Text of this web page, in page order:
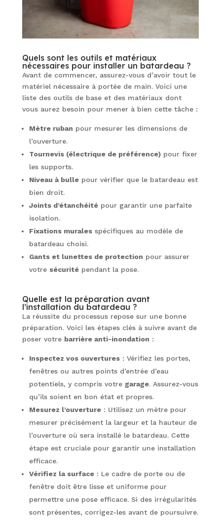
Quels sont les outils et matériaux
nécessaires pour installer un batardeau ?
Avant de commencer, assurez-vous d’avoir tout le
matériel nécessaire à portée de main. Voici une
liste des outils de base et des matériaux dont
vous aurez besoin pour mener à bien cette tâche :
Mètre ruban pour mesurer les dimensions de
l’ouverture.
Tournevis (électrique de préférence)pour fixer
les supports.
Niveau à bullepour vérifier que le batardeau est
bien droit.
Joints d’étanchéitépour garantir une parfaite
isolation.
Fixations muralesspécifiques au modèle de
batardeau choisi.
Gants et lunettes de protection pour assurer
votre sécuritépendant la pose.
Quelle est la préparation avant
l’installation du batardeau ?
La réussite du processus repose sur une bonne
préparation. Voici les étapes clés à suivre avant de
poser votre barrière anti-inondation :
Inspectez vos ouvertures: Vérifiez les portes,
fenêtres ou autres points d’entrée d’eau
potentiels, y compris votre garage. Assurez-vous
qu’ils soient en bon état et propres.
Mesurez l’ouverture: Utilisez un mètre pour
mesurer précisément la largeur et la hauteur de
l’ouverture où sera installé le batardeau. Cette
étape est cruciale pour garantir une installation
efficace.
Vérifiez la surface: Le cadre de porte ou de
fenêtre doit être lisse et uniforme pour
permettre une pose efficace. Si des irrégularités
sont présentes, corrigez-les avant de poursuivre.